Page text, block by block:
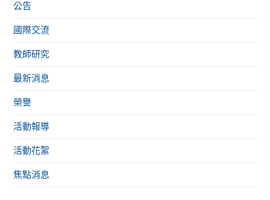
公告
國際交流
教師研究
最新消息
榮譽
活動報導
活動花絮
焦點消息